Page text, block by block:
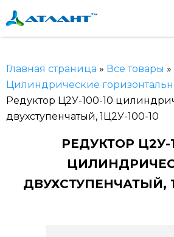
Главная страница » Все товары »
Цилиндрические
Редуктор Ц2У-100-10
двухступенчатый, 1Ц2У-100-10
РЕДУКТОР Ц2У-
ДВУХСТУПЕНЧАТЫЙ,